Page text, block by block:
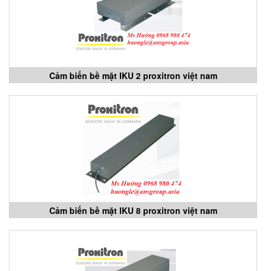
Cảm biến bề mặt IKU 2 proxitron việt nam
Cảm biến bề mặt IKU 8 proxitron việt nam